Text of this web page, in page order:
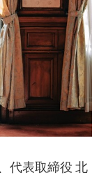
代表取締役 北